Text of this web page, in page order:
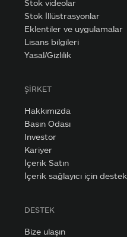
Stok videolar
Stok İllüstrasyonlar
Eklentiler ve uygulamalar
Lisans bilgileri
Yasal/Gizlilik
ŞIRKET
Hakkımızda
Basın Odası
Investor
Kariyer
İçerik Satın
İçerik sağlayıcı için destek
DESTEK
Bize ulaşın